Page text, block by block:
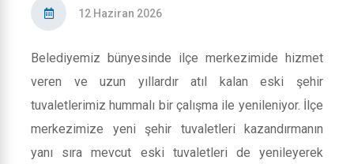
12 Haziran 2026
Belediyemiz bünyesinde ilçe merkezimide hizmet
veren ve uzun yıllardır atıl kalan eski şehir
tuvaletlerimiz hummalı bir çalışma ile yenileniyor. İlçe
merkezimize yeni şehir tuvaletleri kazandırmanın
yanı sıra mevcut eski tuvaletleri de yenileyerek